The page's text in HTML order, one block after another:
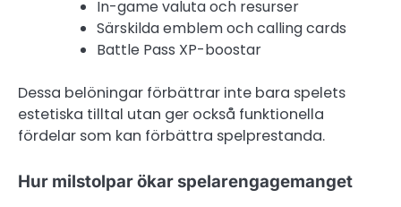
In-game valuta och resurser
Särskilda emblem och calling cards
Battle Pass XP-boostar
Dessa belöningar förbättrar inte bara spelets
estetiska tilltal utan ger också funktionella
fördelar som kan förbättra spelprestanda.
Hur milstolpar ökar spelarengagemanget